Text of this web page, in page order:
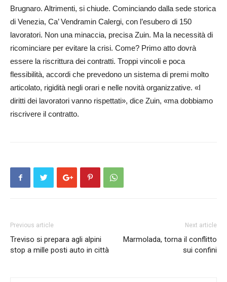
Brugnaro. Altrimenti, si chiude. Cominciando dalla sede storica
di Venezia, Ca’ Vendramin Calergi, con l’esubero di 150
lavoratori. Non una minaccia, precisa Zuin. Ma la necessità di
ricominciare per evitare la crisi. Come? Primo atto dovrà
essere la riscrittura dei contratti. Troppi vincoli e poca
flessibilità, accordi che prevedono un sistema di premi molto
articolato, rigidità negli orari e nelle novità organizzative. «I
diritti dei lavoratori vanno rispettati», dice Zuin, «ma dobbiamo
riscrivere il contratto.
Previous article
Treviso si prepara agli alpini
stop a mille posti auto in città
Next article
Marmolada, torna il conflitto
sui confini